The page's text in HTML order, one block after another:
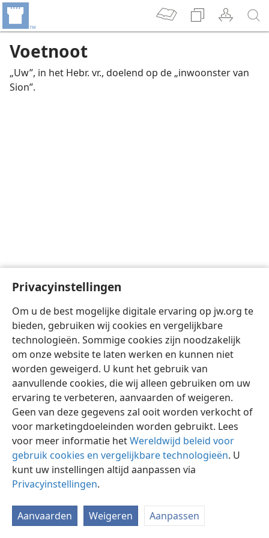
Privacyinstellingen
Om u de best mogelijke digitale ervaring op jw.org te
bieden, gebruiken wij cookies en vergelijkbare
technologieën. Sommige cookies zijn noodzakelijk
om onze website te laten werken en kunnen niet
worden geweigerd. U kunt het gebruik van
aanvullende cookies, die wij alleen gebruiken om uw
ervaring te verbeteren, aanvaarden of weigeren.
Geen van deze gegevens zal ooit worden verkocht of
voor marketingdoeleinden worden gebruikt. Lees
voor meer informatie hetWereldwijd beleid voor
gebruik cookies en vergelijkbare technologieën. U
kunt uw instellingen altijd aanpassen via
Privacyinstellingen.
Aanvaarden Weigeren Aanpassen
Voetnoot
„Uw”, in het Hebr. vr., doelend op de „inwoonster van
Sion”.
Nederlands Instellingen
Copyright © 2026 Watch Tower Bible and Tract Society of Pennsylvania
Gebruiksvoorwaarden Privacybeleid
JW.ORG
Inloggen